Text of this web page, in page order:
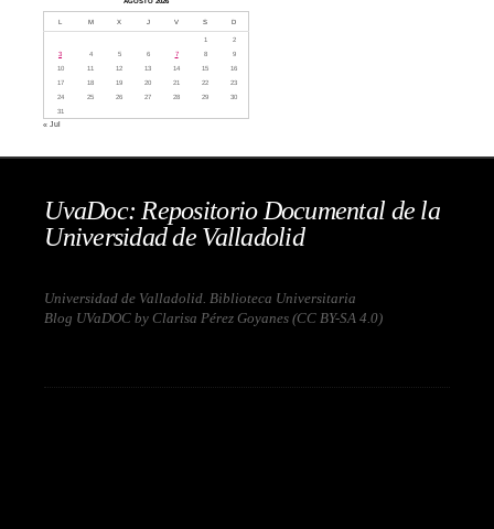
L M X J V S D
1
2
3
4 5 6 7 8
9
10
11 12 13 14 15
16
17
18 19 20 21 22
23
24
25 26 27 28 29
30
31
« Jul
UvaDoc: Repositorio Documental de la
Universidad de Valladolid
Universidad de Valladolid. Biblioteca Universitaria
Blog UVaDOC by Clarisa Pérez Goyanes (CC BY-SA 4.0)